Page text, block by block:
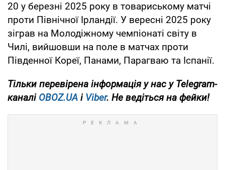
20 у березні 2025 року в товариському матчі
проти Північної Ірландії. У вересні 2025 року
зіграв на Молодіжному чемпіонаті світу в
Чилі, вийшовши на поле в матчах проти
Південної Кореї, Панами, Парагваю та Іспанії.
Тільки перевірена інформація у нас у Telegram-
каналі OBOZ.UA і Viber. Не ведіться на фейки!